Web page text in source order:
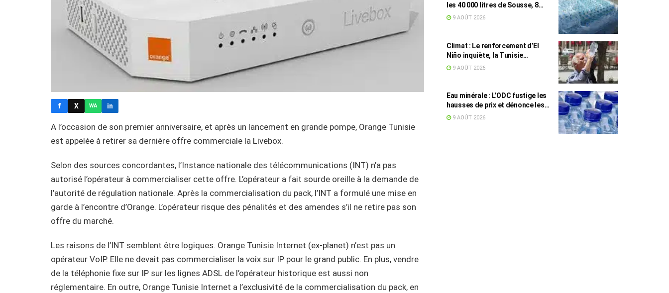
f X WA in
A l’occasion de son premier anniversaire, et après un lancement en grande pompe, Orange Tunisie
est appelée à retirer sa dernière offre commerciale la Livebox.
Selon des sources concordantes, l’Instance nationale des télécommunications (INT) n’a pas
autorisé l’opérateur à commercialiser cette offre. L’opérateur a fait sourde oreille à la demande de
l’autorité de régulation nationale. Après la commercialisation du pack, l’INT a formulé une mise en
garde à l’encontre d’Orange. L’opérateur risque des pénalités et des amendes s’il ne retire pas son
offre du marché.
Les raisons de l’INT semblent être logiques. Orange Tunisie Internet (ex-planet) n’est pas un
opérateur VoIP. Elle ne devait pas commercialiser la voix sur IP pour le grand public. En plus, vendre
de la téléphonie fixe sur IP sur les lignes ADSL de l’opérateur historique est aussi non
réglementaire. En outre, Orange Tunisie Internet a l’exclusivité de la commercialisation du pack, en
les 40 000 litres de Sousse, 8
832 bouteilles saisies à Nabeul
9 AOÛT 2026
Climat : Le renforcement d’El
Niño inquiète, la Tunisie
concernée
9 AOÛT 2026
Eau minérale : L’ODC fustige les
hausses de prix et dénonce les
profiteurs de la pénurie
9 AOÛT 2026